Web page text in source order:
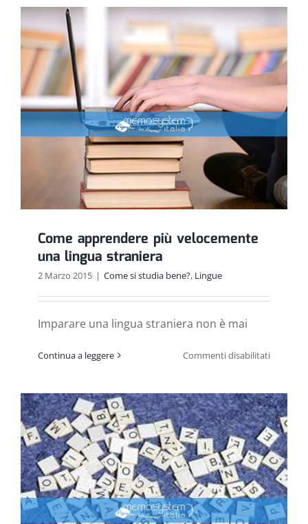
e
non
solo!
Come apprendere più velocemente
una lingua straniera
2 Marzo 2015 | Come si studia bene?, Lingue
Imparare una lingua straniera non è mai
Continua a leggere Commenti disabilitatisu
più
una
lingua
straniera